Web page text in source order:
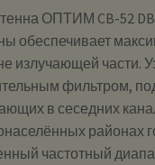
ОПТИМ CB-52
обеспечивает
излучающей части.
фильтром,
в сеседних
районах
частотный